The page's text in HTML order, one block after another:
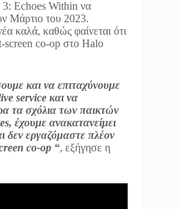
3: Echoes Within να
Μάρτιο του 2023.
καλά, καθώς φαίνεται ότι
screen co-op στο Halo
και να επιταχύνουμε
service και να
τα σχόλια των παικτών
έχουμε ανακατανείμει
δεν εργαζόμαστε πλέον
co-op “, εξήγησε η